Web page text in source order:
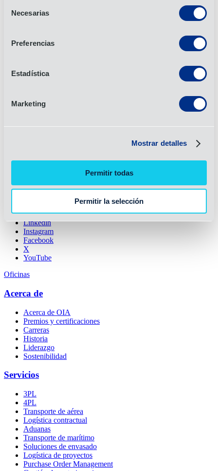
Necesarias
Preferencias
Estadística
Marketing
Mostrar detalles
Permitir todas
Permitir la selección
ORBIE 2024 de Michigan
Noticias
Líder de la OIA recibe el premio "Indian
Achievers
Noticias
Artículo siguiente
Linkedin
Instagram
Facebook
X
YouTube
Oficinas
Acerca de
Acerca de OIA
Premios y certificaciones
Carreras
Historia
Liderazgo
Sostenibilidad
Servicios
3PL
4PL
Transporte de aérea
Logística contractual
Aduanas
Transporte de marítimo
Soluciones de envasado
Logística de proyectos
Purchase Order Management